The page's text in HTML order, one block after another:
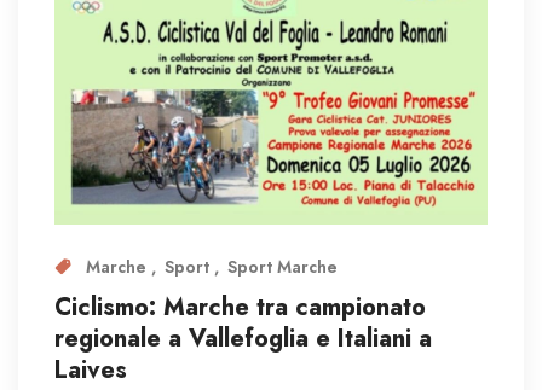
Marche Sport Sport Marche
Ciclismo: Marche tra campionato
regionale a Vallefoglia e Italiani a
Laives